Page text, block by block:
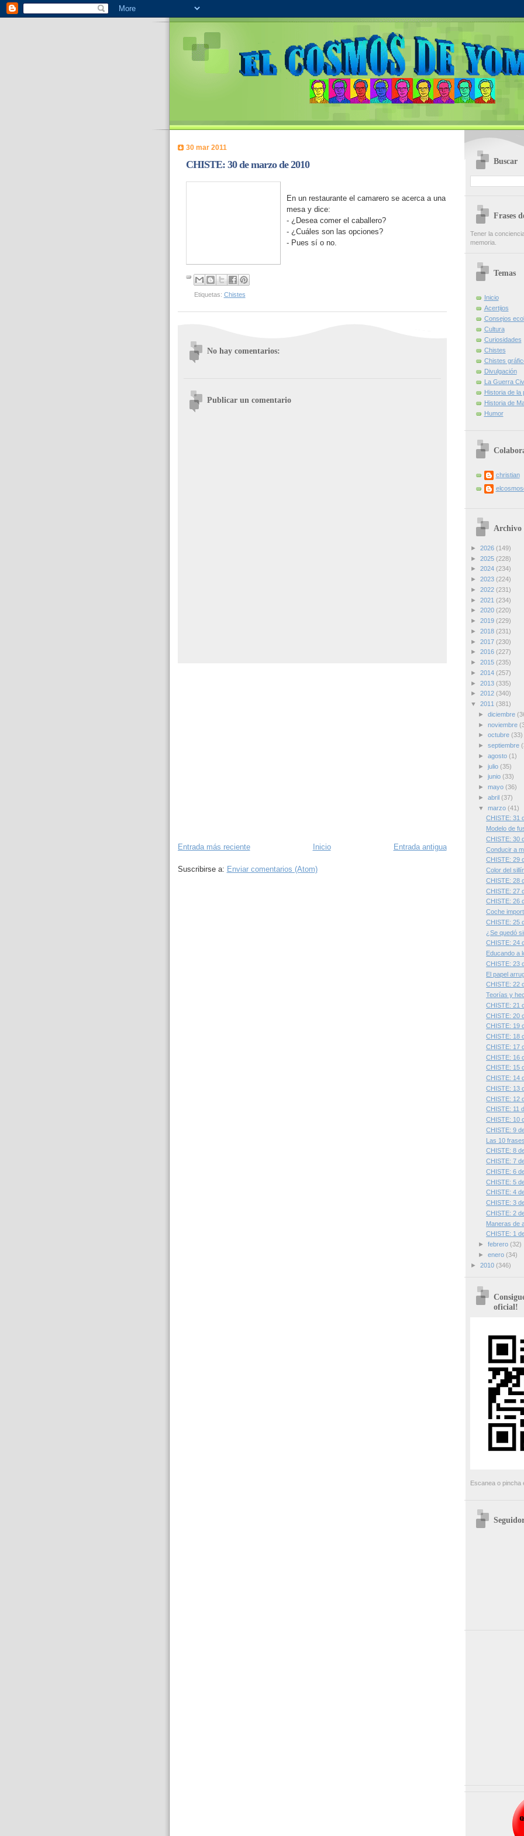
30 mar 2011
CHISTE: 30 de marzo de 2010
En un restaurante el camarero se acerca a una
mesa y dice:
- ¿Desea comer el caballero?
- ¿Cuáles son las opciones?
- Pues sí o no.
Etiquetas: Chistes
No hay comentarios:
Publicar un comentario
Entrada más reciente Entrada antigua
Inicio
Suscribirse a: Enviar comentarios (Atom)
Buscar
Frases
Tener la
memoria.
Temas
Inicio
Acertijos
Consejos
Cultura
Curiosidades
Chistes
Chistes
Divulgación
La Guerra
Historia de la
Historia de
Humor
christian
Archivo
► 2026 (149)
► 2025 (228)
► 2024 (234)
► 2023 (224)
► 2022 (231)
► 2021 (234)
► 2020 (220)
► 2019 (229)
► 2018 (231)
► 2017 (230)
► 2016 (227)
► 2015 (235)
► 2014 (257)
► 2013 (335)
► 2012 (340)
▼ 2011 (381)
► diciembre
► noviembre
► octubre (33)
► septiembre
► agosto (1)
► julio (35)
► junio (33)
► mayo (36)
► abril (37)
▼ marzo (41)
CHISTE: 31
Modelo de
CHISTE: 30
Conducir a
CHISTE: 29
Color del
CHISTE: 28
CHISTE: 27
CHISTE: 26
Coche
CHISTE: 25
¿Se quedó
CHISTE: 24
Educando a
CHISTE: 23
El papel
CHISTE: 22
Teorías y
CHISTE: 21
CHISTE: 20
CHISTE: 19
CHISTE: 18
CHISTE: 17
CHISTE: 16
CHISTE: 15
CHISTE: 14
CHISTE: 13
CHISTE: 12
CHISTE: 11
CHISTE: 10
CHISTE: 9
Las 10
CHISTE: 8
CHISTE: 7
CHISTE: 6
CHISTE: 5
CHISTE: 4
CHISTE: 3
CHISTE: 2
Maneras de
CHISTE: 1
► febrero (32)
► enero (34)
► 2010 (346)
oficial!
Escanea o pincha